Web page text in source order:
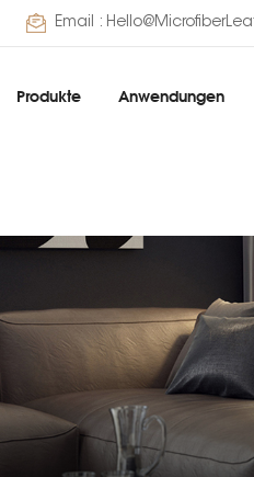
Email :
Produkte Anwendungen